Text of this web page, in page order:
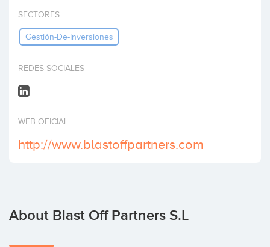
Invest
SECTORES
Gestión-De-Inversiones
REDES SOCIALES
WEB OFICIAL
http://www.blastoffpartners.com
About Blast Off Partners S.L